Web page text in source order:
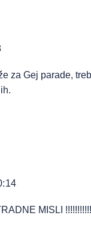
za Gej parade,
MISLI